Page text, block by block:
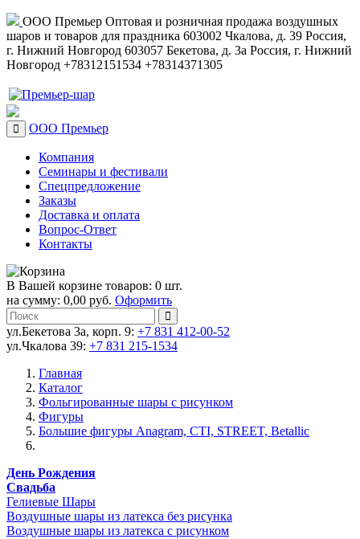
ООО Премьер Оптовая и розничная продажа воздушных
шаров и товаров для праздника 603002 Чкалова, д. 39 Россия,
г. Нижний Новгород 603057 Бекетова, д. 3а Россия, г. Нижний
Новгород +78312151534 +78314371305
ООО Премьер
Компания
Семинары и фестивали
Спецпредложение
Заказы
Доставка и оплата
Вопрос-Ответ
Контакты
В Вашей корзине товаров: 0 шт.
на сумму: 0,00 руб. Оформить
ул.Бекетова 3а, корп. 9: +7 831 412-00-52
ул.Чкалова 39: +7 831 215-1534
Главная
Каталог
Фольгированные шары с рисунком
Фигуры
Большие фигуры Anagram, CTI, STREET, Betallic
День Рождения
Свадьба
Гелиевые Шары
Воздушные шары из латекса без рисунка
Воздушные шары из латекса с рисунком